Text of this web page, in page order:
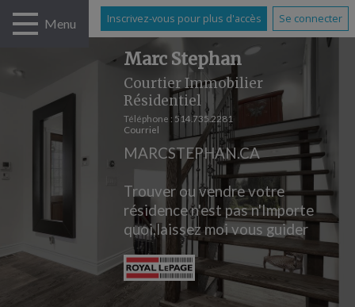
Inscrivez-vous pour plus d'accès Se connecter
Marc Stephan
Courtier Immobilier
Résidentiel
Téléphone : 514.735.2281
Courriel
MARCSTEPHAN.CA
Trouver ou vendre votre
résidence n'est pas n'Importe
quoi,laissez moi vous guider
Menu